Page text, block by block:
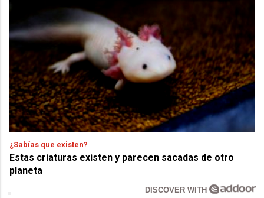
¿Sabías que existen?
Estas criaturas existen y parecen sacadas de otro
planeta
DISCOVER WITH